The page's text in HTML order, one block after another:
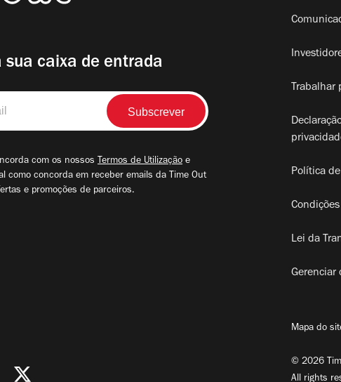
sua caixa de entrada
com os nossos Termos de Utilização e
como concorda em receber emails da Time Out
e promoções de parceiros.
Trabalhar
Política
Lei da
Gerenciar
Mapa do
© 2026
All rights